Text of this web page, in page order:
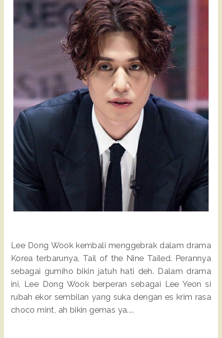
Lee Dong Wook kembali menggebrak dalam drama
Korea terbarunya, Tail of the Nine Tailed. Perannya
sebagai gumiho bikin jatuh hati deh. Dalam drama
ini, Lee Dong Wook berperan sebagai Lee Yeon si
rubah ekor sembilan yang suka dengan es krim rasa
choco mint, ah bikin gemas ya....